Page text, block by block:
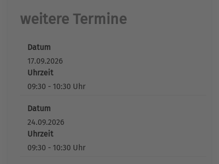
weitere Termine
Datum
17.09.2026
Uhrzeit
09:30 - 10:30 Uhr
Datum
24.09.2026
Uhrzeit
09:30 - 10:30 Uhr